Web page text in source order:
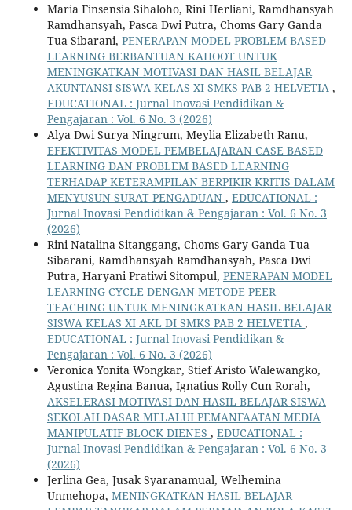
Maria Finsensia Sihaloho, Rini Herliani, Ramdhansyah
Ramdhansyah, Pasca Dwi Putra, Choms Gary Ganda
Tua Sibarani, PENERAPAN MODEL PROBLEM BASED
LEARNING BERBANTUAN KAHOOT UNTUK
MENINGKATKAN MOTIVASI DAN HASIL BELAJAR
AKUNTANSI SISWA KELAS XI SMKS PAB 2 HELVETIA ,
EDUCATIONAL : Jurnal Inovasi Pendidikan &
Pengajaran : Vol. 6 No. 3 (2026)
Alya Dwi Surya Ningrum, Meylia Elizabeth Ranu,
EFEKTIVITAS MODEL PEMBELAJARAN CASE BASED
LEARNING DAN PROBLEM BASED LEARNING
TERHADAP KETERAMPILAN BERPIKIR KRITIS DALAM
MENYUSUN SURAT PENGADUAN , EDUCATIONAL :
Jurnal Inovasi Pendidikan & Pengajaran : Vol. 6 No. 3
(2026)
Rini Natalina Sitanggang, Choms Gary Ganda Tua
Sibarani, Ramdhansyah Ramdhansyah, Pasca Dwi
Putra, Haryani Pratiwi Sitompul, PENERAPAN MODEL
LEARNING CYCLE DENGAN METODE PEER
TEACHING UNTUK MENINGKATKAN HASIL BELAJAR
SISWA KELAS XI AKL DI SMKS PAB 2 HELVETIA ,
EDUCATIONAL : Jurnal Inovasi Pendidikan &
Pengajaran : Vol. 6 No. 3 (2026)
Veronica Yonita Wongkar, Stief Aristo Walewangko,
Agustina Regina Banua, Ignatius Rolly Cun Rorah,
AKSELERASI MOTIVASI DAN HASIL BELAJAR SISWA
SEKOLAH DASAR MELALUI PEMANFAATAN MEDIA
MANIPULATIF BLOCK DIENES , EDUCATIONAL :
Jurnal Inovasi Pendidikan & Pengajaran : Vol. 6 No. 3
(2026)
Jerlina Gea, Jusak Syaranamual, Welhemina
Unmehopa, MENINGKATKAN HASIL BELAJAR